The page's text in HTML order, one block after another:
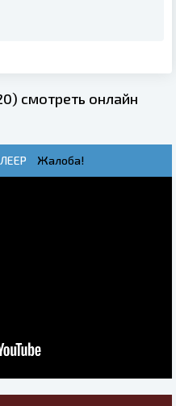
смотреть онлайн
Жалоба!